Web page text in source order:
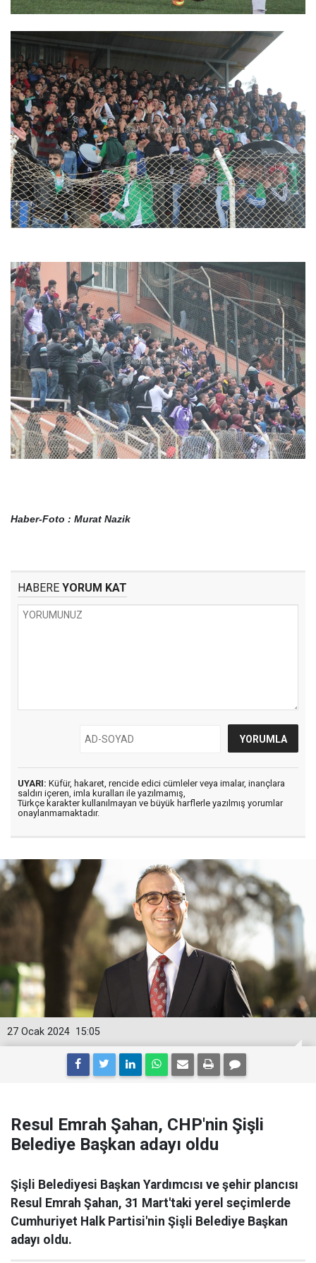
Haber-Foto : Murat Nazik
HABERE YORUM KAT
UYARI: Küfür, hakaret, rencide edici cümleler veya imalar, inançlara
saldırı içeren, imla kuralları ile yazılmamış,
Türkçe karakter kullanılmayan ve büyük harflerle yazılmış yorumlar
onaylanmamaktadır.
15:05
27 Ocak 2024
Resul Emrah Şahan, CHP'nin Şişli
Belediye Başkan adayı oldu
Şişli Belediyesi Başkan Yardımcısı ve şehir plancısı
Resul Emrah Şahan, 31 Mart'taki yerel seçimlerde
Cumhuriyet Halk Partisi'nin Şişli Belediye Başkan
adayı oldu.